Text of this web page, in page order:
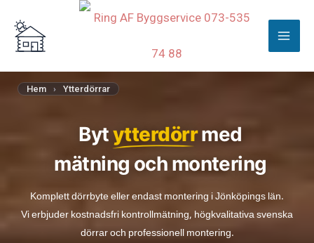
innehåll
Hem › Ytterdörrar
Bytytterdörrmed
mätning och montering
Komplett dörrbyte eller endast montering i Jönköpings län.
Vi erbjuder kostnadsfri kontrollmätning, högkvalitativa svenska
dörrar och professionell montering.